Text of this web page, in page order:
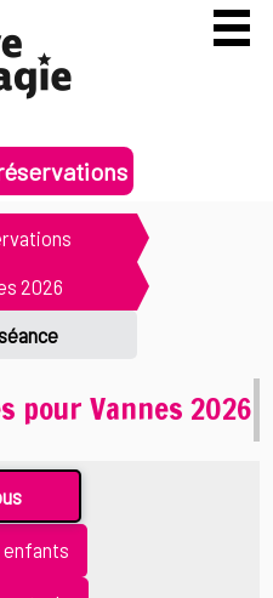
2026
pour Vannes 2026